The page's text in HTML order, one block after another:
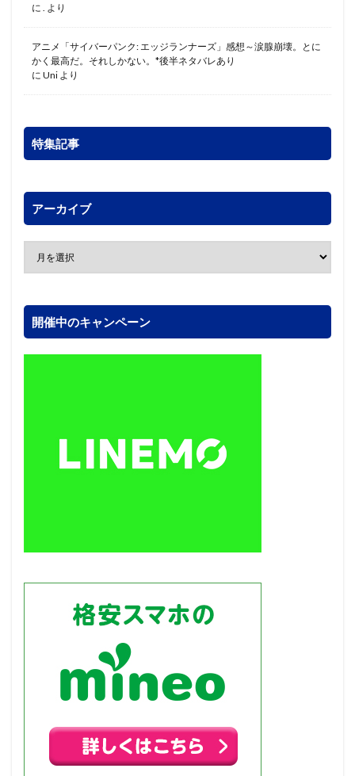
に
より
アニメ「サイバーパンク: エッジランナーズ」感想～涙腺崩壊。とに
かく最高だ。それしかない。*後半ネタバレあり
に Uni より
特集記事
アーカイブ
開催中のキャンペーン